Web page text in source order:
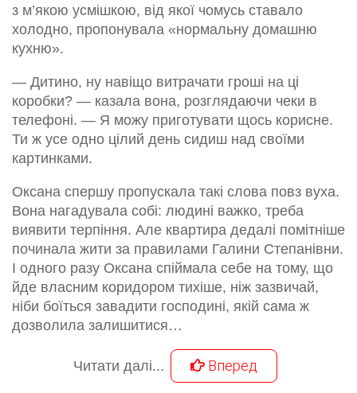
з м’якою усмішкою, від якої чомусь ставало
холодно, пропонувала «нормальну домашню
кухню».
— Дитино, ну навіщо витрачати гроші на ці
коробки? — казала вона, розглядаючи чеки в
телефоні. — Я можу приготувати щось корисне.
Ти ж усе одно цілий день сидиш над своїми
картинками.
Оксана спершу пропускала такі слова повз вуха.
Вона нагадувала собі: людині важко, треба
виявити терпіння. Але квартира дедалі помітніше
починала жити за правилами Галини Степанівни.
І одного разу Оксана спіймала себе на тому, що
йде власним коридором тихіше, ніж зазвичай,
ніби боїться завадити господині, якій сама ж
дозволила залишитися…
Читати далі... Вперед